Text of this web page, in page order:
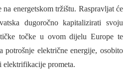
energetskom tržištu. Raspravljat će
dugoročno kapitalizirati svoju
točke u ovom dijelu Europe te
potrošnje električne energije, osobito
elektrifikacije prometa.